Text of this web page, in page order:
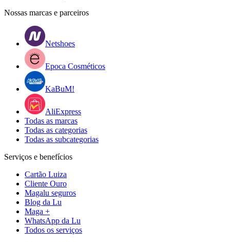
Nossas marcas e parceiros
Netshoes
Epoca Cosméticos
KaBuM!
AliExpress
Todas as marcas
Todas as categorias
Todas as subcategorias
Serviços e benefícios
Cartão Luiza
Cliente Ouro
Magalu seguros
Blog da Lu
Maga +
WhatsApp da Lu
Todos os serviços